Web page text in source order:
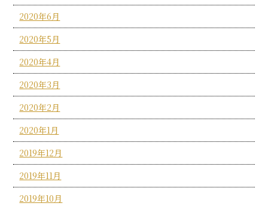
2020年6月
2020年5月
2020年4月
2020年3月
2020年2月
2020年1月
2019年12月
2019年11月
2019年10月